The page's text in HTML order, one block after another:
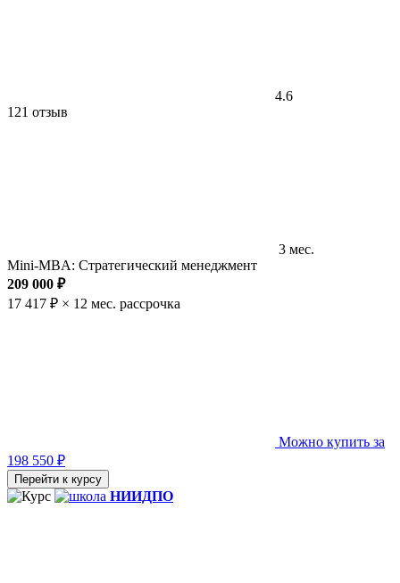
4.6
121 отзыв
3 мес.
Mini-MBA: Стратегический менеджмент
209 000 ₽
17 417 ₽ × 12 мес. рассрочка
Можно купить за
198 550 ₽
Перейти к курсу
НИИДПО